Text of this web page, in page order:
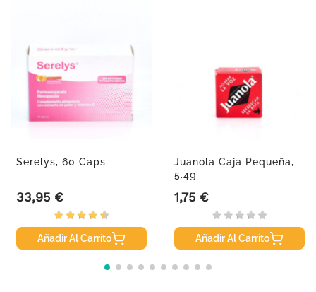
Serelys, 60 Caps.
Precio
33,95 €
Añadir Al Carrito
Juanola Caja Pequeña,
5.4g
Precio
1,75 €
Añadir Al Carrito